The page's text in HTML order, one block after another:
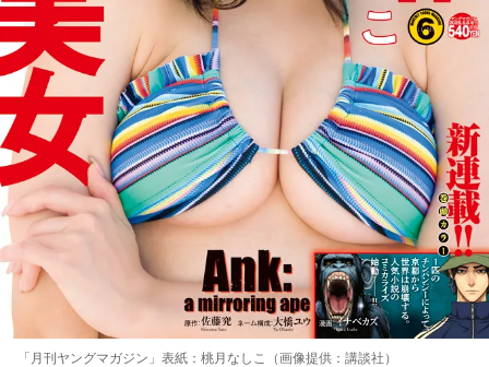
「月刊ヤングマガジン」表紙：桃月なしこ（画像提供：講談社）